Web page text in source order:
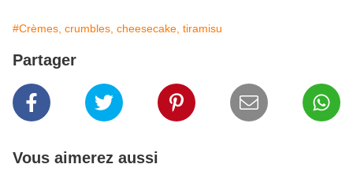
#Crèmes, crumbles, cheesecake, tiramisu
Partager
Vous aimerez aussi